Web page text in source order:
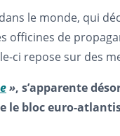
le monde, qui
officines de
ci repose sur des
», s’apparente
bloc euro-